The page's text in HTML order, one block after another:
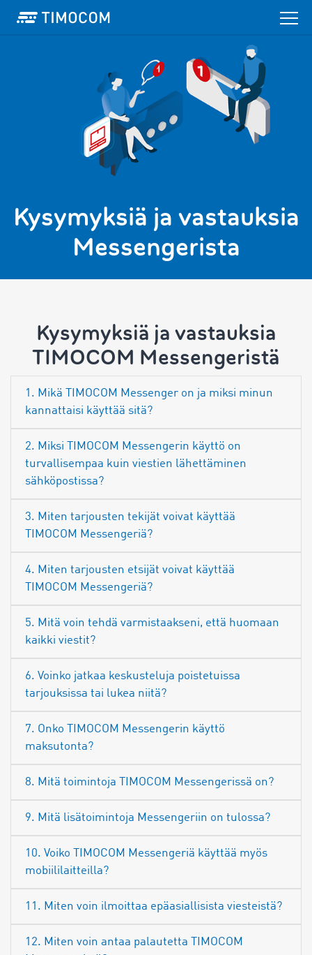
Kysymyksiä ja vastauksia
Messengerista
Kysymyksiä ja vastauksia
TIMOCOM Messengeristä
1. Mikä TIMOCOM Messenger on ja miksi minun
kannattaisi käyttää sitä?
2. Miksi TIMOCOM Messengerin käyttö on
turvallisempaa kuin viestien lähettäminen
sähköpostissa?
3. Miten tarjousten tekijät voivat käyttää
TIMOCOM Messengeriä?
4. Miten tarjousten etsijät voivat käyttää
TIMOCOM Messengeriä?
5. Mitä voin tehdä varmistaakseni, että huomaan
kaikki viestit?
6. Voinko jatkaa keskusteluja poistetuissa
tarjouksissa tai lukea niitä?
7. Onko TIMOCOM Messengerin käyttö
maksutonta?
8. Mitä toimintoja TIMOCOM Messengerissä on?
9. Mitä lisätoimintoja Messengeriin on tulossa?
10. Voiko TIMOCOM Messengeriä käyttää myös
mobiililaitteilla?
11. Miten voin ilmoittaa epäasiallisista viesteistä?
12. Miten voin antaa palautetta TIMOCOM